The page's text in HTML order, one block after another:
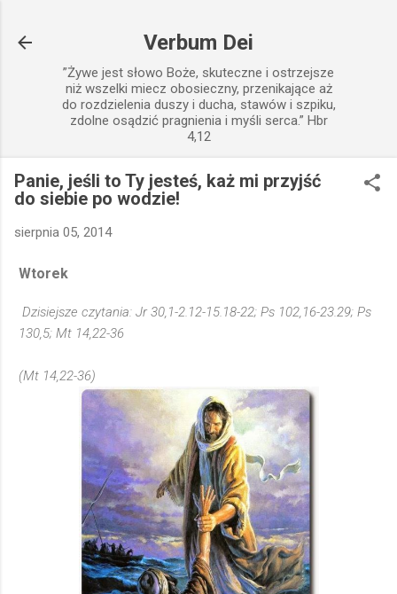
Verbum Dei
”Żywe jest słowo Boże, skuteczne i ostrzejsze
niż wszelki miecz obosieczny, przenikające aż
do rozdzielenia duszy i ducha, stawów i szpiku,
zdolne osądzić pragnienia i myśli serca.” Hbr
4,12
Panie, jeśli to Ty jesteś, każ mi przyjść
do siebie po wodzie!
sierpnia 05, 2014
Wtorek
Dzisiejsze czytania: Jr 30,1-2.12-15.18-22; Ps 102,16-23.29; Ps
130,5; Mt 14,22-36
(Mt 14,22-36)